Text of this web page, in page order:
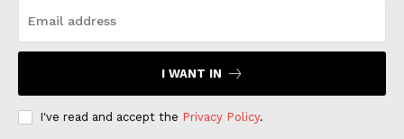
I WANT IN
I've read and accept the Privacy Policy.